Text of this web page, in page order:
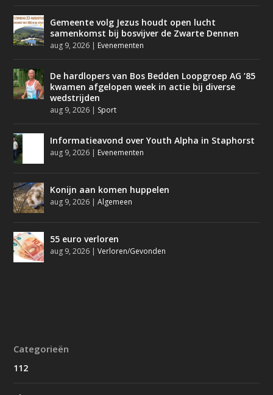
Gemeente volg Jezus houdt open lucht
samenkomst bij bosvijver de Zwarte Dennen
aug 9, 2026 | Evenementen
De hardlopers van Bos Bedden Loopgroep AG ’85
kwamen afgelopen week in actie bij diverse
wedstrijden
aug 9, 2026 | Sport
Informatieavond over Youth Alpha in Staphorst
aug 9, 2026 | Evenementen
Konijn aan komen huppelen
aug 9, 2026 |Algemeen
55 euro verloren
aug 9, 2026 |Verloren/Gevonden
Categorieën
112